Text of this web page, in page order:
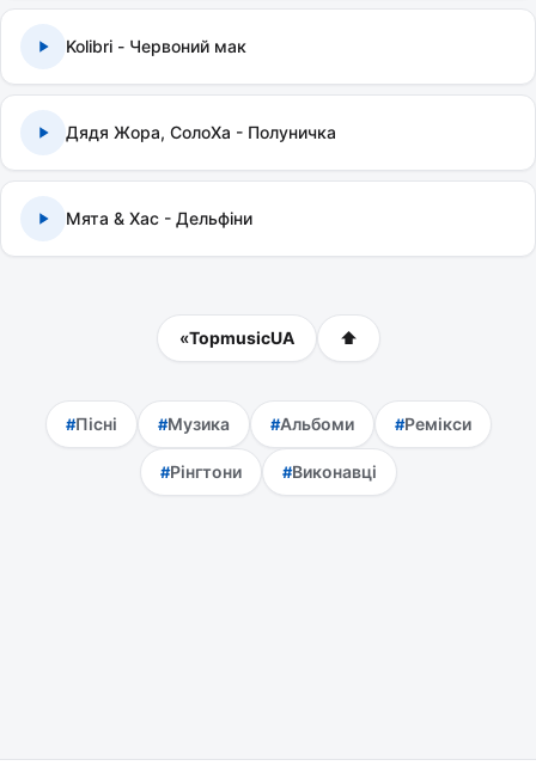
Kolibri - Червоний мак
Дядя Жора, СолоХа - Полуничка
Мята & Хас - Дельфіни
«TopmusicUA ⬆
Пісні Музика Альбоми Ремікси
Рінгтони Виконавці